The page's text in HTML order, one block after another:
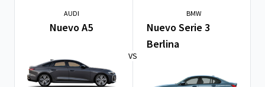
AUDI
Nuevo A5
VS
BMW
Nuevo Serie 3
Berlina